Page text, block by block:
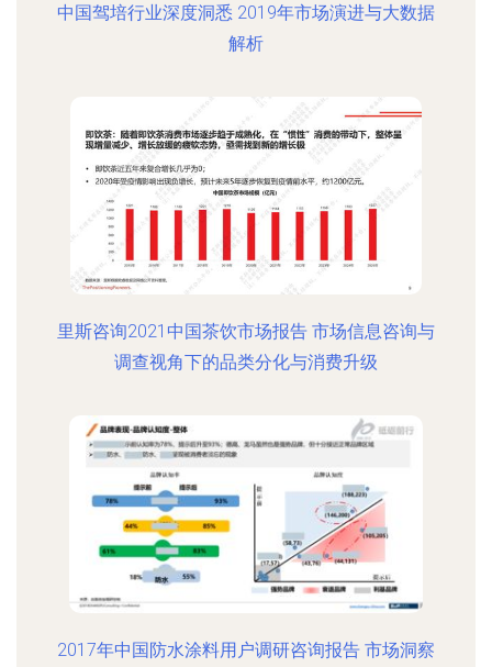
中国驾培行业深度洞悉 2019年市场演进与大数据
解析
里斯咨询2021中国茶饮市场报告 市场信息咨询与
调查视角下的品类分化与消费升级
2017年中国防水涂料用户调研咨询报告 市场洞察